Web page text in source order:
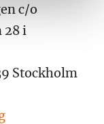
c/o
28 i
Stockholm